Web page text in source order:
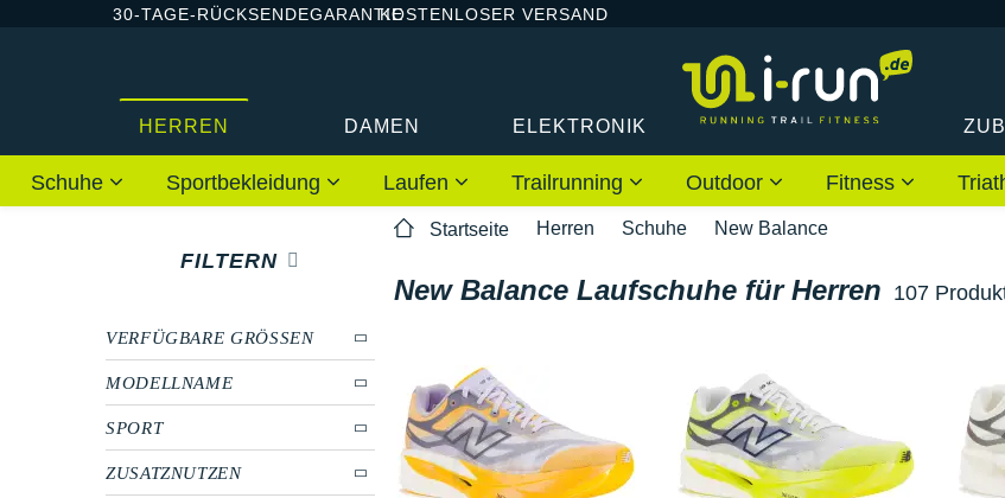
30-TAGE-RÜCKSENDEGARANTIEKOSTENLOSER VERSAND
HERREN DAMEN ELEKTRONIK
Schuhe Sportbekleidung Laufen Trailrunning Outdoor Fitness
Startseite Herren Schuhe New Balance
FILTERN
VERFÜGBARE GRÖSSEN
MODELLNAME
SPORT
ZUSATZNUTZEN
New Balance Laufschuhe für Herren 107